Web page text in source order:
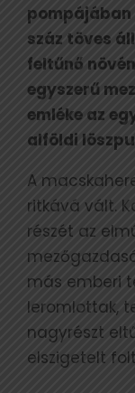
pompájában
száz töves
feltűnő
egyszerű
emléke az
alföldi
A
ritkává vált.
részét az
más emberi
leromlottak,
nagyrészt
elszigetelt